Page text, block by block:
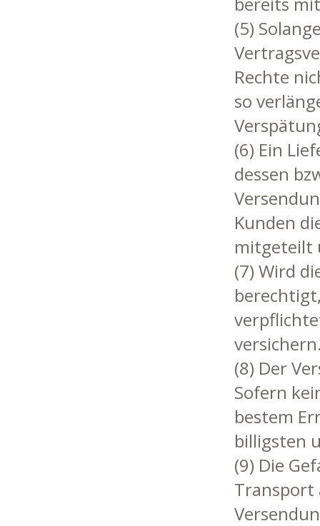
(5)
Rechte
so
(6) Ein
dessen
Kunden
mitgeteilt
(7) Wird
(8) Der
Sofern
bestem
billigsten
(9) Die
Transport